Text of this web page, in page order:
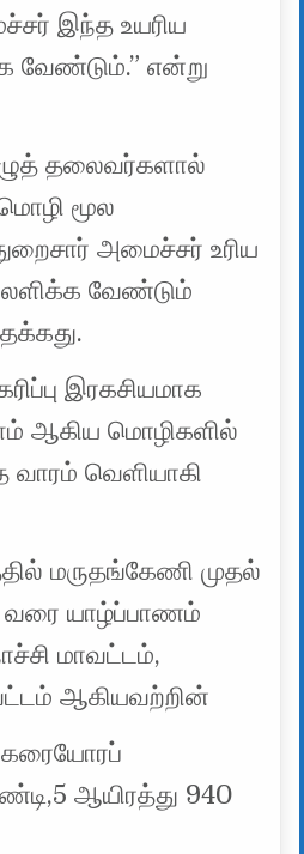
இந்த உயரிய
வேண்டும்.” என்று
தலைவர்களால்
மூல
அமைச்சர் உரிய
வேண்டும்
இரகசியமாக
ஆகிய மொழிகளில்
வெளியாகி
மருதங்கேணி முதல்
வரை யாழ்ப்பாணம்
மாவட்டம்,
ஆகியவற்றின்
ஆயிரத்து 940